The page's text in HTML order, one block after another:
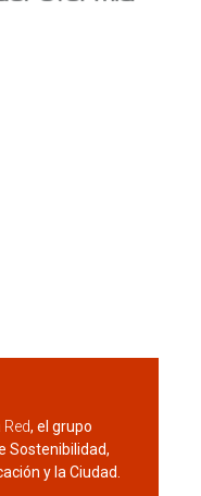
, el grupo
Sostenibilidad,
y la Ciudad.